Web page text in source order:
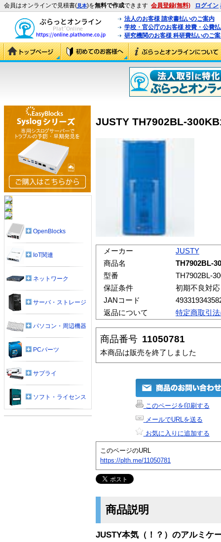
会員はオンラインで見積書(見本)を無料で作成できます 会員登録(無料) ログイン
法人のお客様 請求書払いのご案内
学校・官公庁のお客様 校費・公費
研究機関のお客様 科研費払いのご
JUSTY TH7902BL-
メーカー
JUSTY
商品名
TH7902BL-
型番
TH7902BL-
保証条件
初期不良対
JANコード
返品について
特定商取引
商品番号 11050781
本商品は販売を終了しました
このページを印刷する
メールでURLを送る
お気に入りに追加する
このページのURL
https://plth.me/11050781
商品説明
JUSTY本気（！？）のアルミケ
OpenBlocks
IoT関連
ネットワーク
サーバ・ストレージ
パソコン・周辺機器
PCパーツ
サプライ
ソフト・ライセンス